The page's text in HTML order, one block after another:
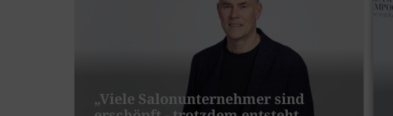
„Viele Salonunternehmer sind